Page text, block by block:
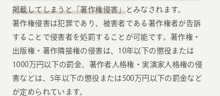
掲載してしまうと「著作権侵害」とみなされます。
著作権侵害は犯罪であり、被害者である著作権者が告訴
することで侵害者を処罰することが可能です。著作権・
出版権・著作隣接権の侵害は、10年以下の懲役または
1000万円以下の罰金、著作者人格権・実演家人格権の侵
害などは、5年以下の懲役または500万円以下の罰金など
が定められています。